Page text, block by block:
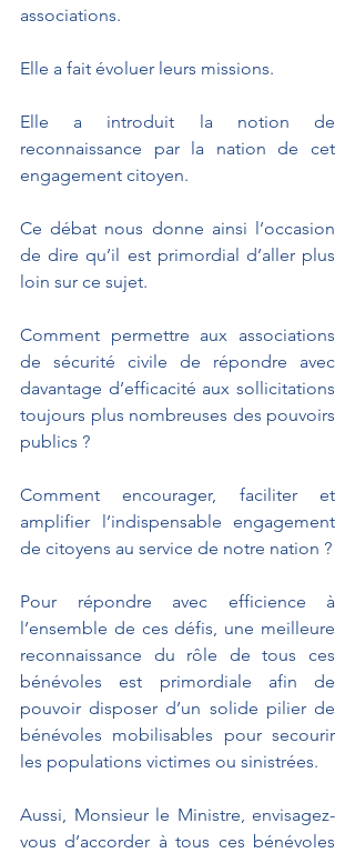
associations.
Elle a fait évoluer leurs missions.
Elle a introduit la notion de
reconnaissance par la nation de cet
engagement citoyen.
Ce débat nous donne ainsi l’occasion
de dire qu’il est primordial d’aller plus
loin sur ce sujet.
Comment permettre aux associations
de sécurité civile de répondre avec
davantage d’efficacité aux sollicitations
toujours plus nombreuses des pouvoirs
publics ?
Comment encourager, faciliter et
amplifier l’indispensable engagement
de citoyens au service de notre nation ?
Pour répondre avec efficience à
l’ensemble de ces défis, une meilleure
reconnaissance du rôle de tous ces
bénévoles est primordiale afin de
pouvoir disposer d’un solide pilier de
bénévoles mobilisables pour secourir
les populations victimes ou sinistrées.
Aussi, Monsieur le Ministre, envisagez-
vous d’accorder à tous ces bénévoles